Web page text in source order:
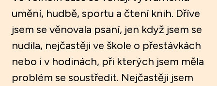
umění, hudbě, sportu a čtení knih. Dříve
jsem se věnovala psaní, jen když jsem se
nudila, nejčastěji ve škole o přestávkách
nebo i v hodinách, při kterých jsem měla
problém se soustředit. Nejčastěji jsem